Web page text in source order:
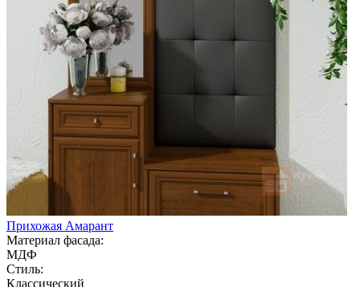
Прихожая Амарант
Материал фасада:
МДФ
Стиль:
Классический